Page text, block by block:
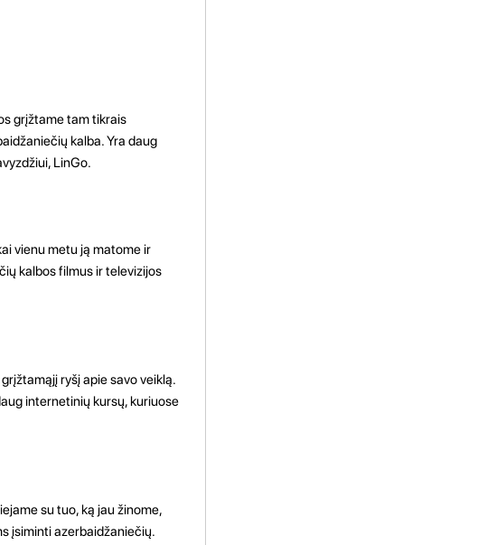
grįžtame tam tikrais
kalba. Yra daug
LinGo.
vienu metu ją matome ir
kalbos filmus ir televizijos
ryšį apie savo veiklą.
internetinių kursų, kuriuose
su tuo, ką jau žinome,
įsiminti azerbaidžaniečių.